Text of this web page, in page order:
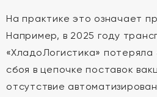
На практике это означает
Например, в 2025 году
«ХладоЛогистика» потеряла
сбоя в цепочке поставок
отсутствие